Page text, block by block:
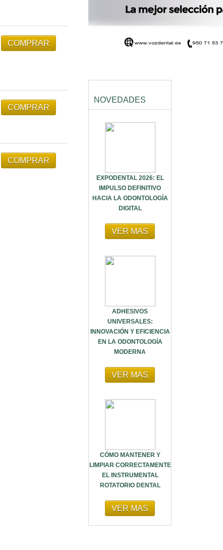
NOVEDADES
EXPODENTAL 2026: EL
IMPULSO DEFINITIVO
HACIA LA ODONTOLOGÍA
DIGITAL
VER MAS
ADHESIVOS
UNIVERSALES:
INNOVACIÓN Y EFICIENCIA
EN LA ODONTOLOGÍA
MODERNA
VER MAS
CÓMO MANTENER Y
LIMPIAR CORRECTAMENTE
EL INSTRUMENTAL
ROTATORIO DENTAL
VER MAS